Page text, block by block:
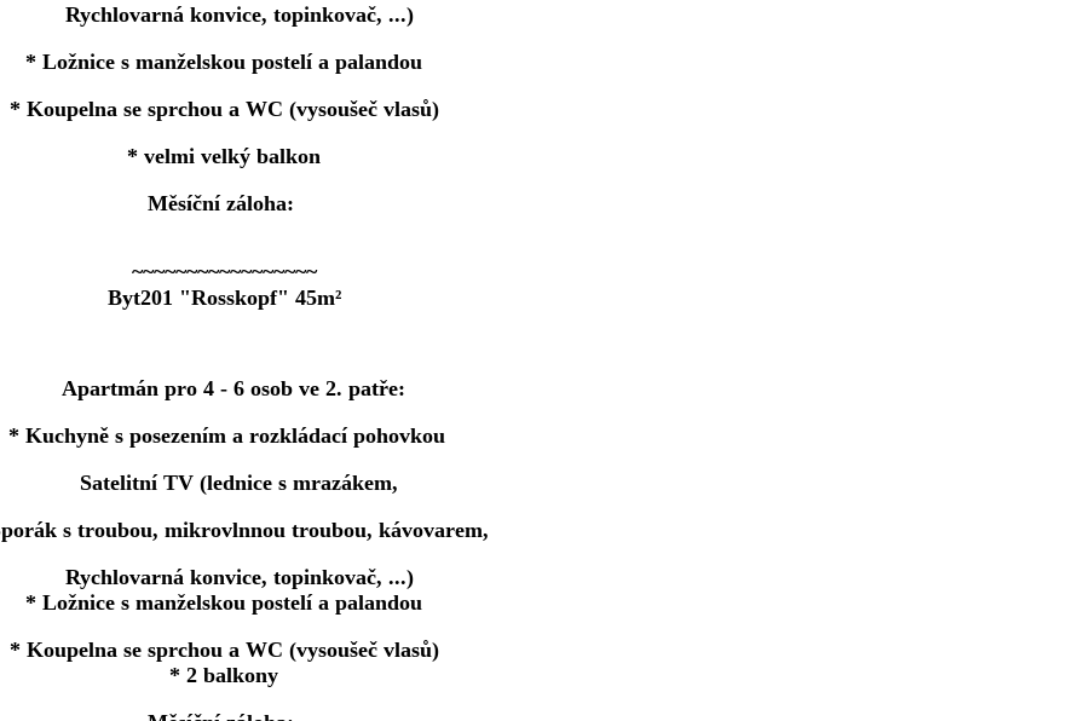
Rychlovarná konvice, topinkovač, ...)
* Ložnice s manželskou postelí a palandou
* Koupelna se sprchou a WC (vysoušeč vlasů)
* velmi velký balkon
Měsíční záloha:
~~~~~~~~~~~~~~~~~
Byt201 "Rosskopf" 45m²
Apartmán pro 4 - 6 osob ve 2. patře:
* Kuchyně s posezením a rozkládací pohovkou
Satelitní TV (lednice s mrazákem,
s troubou, mikrovlnnou troubou, kávovarem,
Rychlovarná konvice, topinkovač, ...)
* Ložnice s manželskou postelí a palandou
* Koupelna se sprchou a WC (vysoušeč vlasů)
* 2 balkony